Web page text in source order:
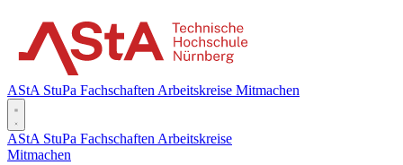
AStA StuPa Fachschaften Arbeitskreise Mitmachen
AStA StuPa Fachschaften Arbeitskreise
Mitmachen